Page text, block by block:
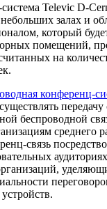
Televic D-
залах и
который
помещений,
на
конференц-
беспроводной
среднего
связь